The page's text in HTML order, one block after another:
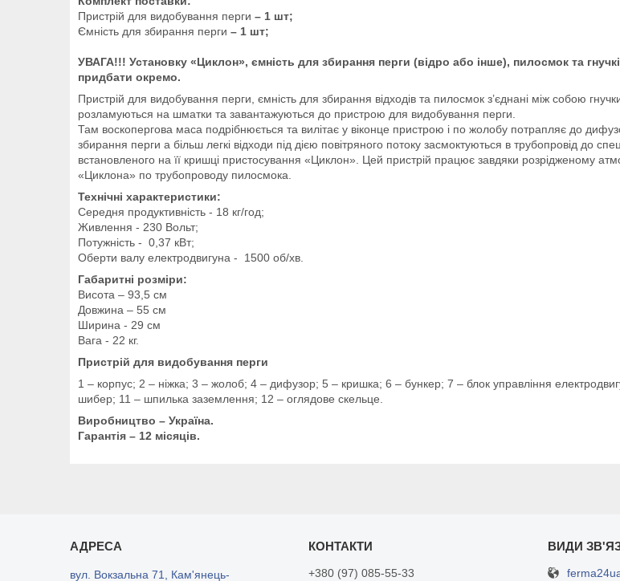
Пристрій для видобування перги – 1 шт;
Ємність для збирання перги – 1 шт;
УВАГА!!! Установку «Циклон», ємність для збирання перги (відро або інше), пилосмок та
придбати окремо.
Пристрій для видобування перги, ємність для збирання відходів та пилосмок з’єднані між собою
розламуються на шматки та завантажуються до пристрою для видобування перги.
Там воскопергова маса подрібнюється та вилітає у віконце пристрою і по жолобу потрапляє до
збирання перги а більш легкі відходи під дією повітряного потоку засмоктуються в трубопровід до
встановленого на її кришці пристосування «Циклон». Цей пристрій працює завдяки розрідженому
«Циклона» по трубопроводу пилосмока.
Технічні характеристики:
Середня продуктивність - 18 кг/год;
Живлення - 230 Вольт;
Потужність - 0,37 кВт;
Оберти валу електродвигуна - 1500 об/хв.
Габаритні розміри:
Висота – 93,5 см
Довжина – 55 см
Ширина - 29 см
Вага - 22 кг.
Пристрій для видобування перги
1 – корпус; 2 – ніжка; 3 – жолоб; 4 – дифузор; 5 – кришка; 6 – бункер; 7 – блок управління
шибер; 11 – шпилька заземлення; 12 – оглядове скельце.
Виробництво – Україна.
Гарантія – 12 місяців.
вул. Вокзальна 71, Кам'янець-
+380 (97) 085-55-33